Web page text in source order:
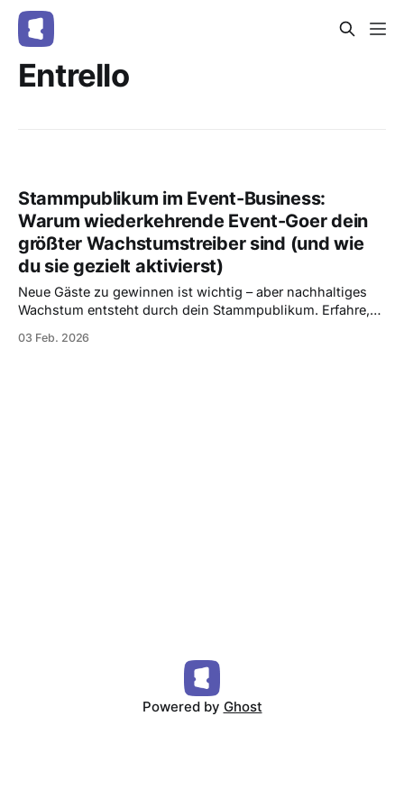
Entrello
Stammpublikum im Event-Business:
Warum wiederkehrende Event-Goer dein
größter Wachstumstreiber sind (und wie
du sie gezielt aktivierst)
Neue Gäste zu gewinnen ist wichtig – aber nachhaltiges
Wachstum entsteht durch dein Stammpublikum. Erfahre,
Wachstumstreiber sind und wie du sie mit Entrello gezielt
03 Feb. 2026
Powered by Ghost